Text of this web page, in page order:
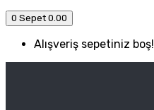
0 Sepet 0.00
Alışveriş sepetiniz boş!